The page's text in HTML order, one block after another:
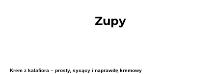
Zupy
Krem z kalafiora – prosty, sycący i naprawdę kremowy